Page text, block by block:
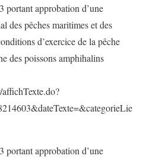
portant approbation d’une
des pêches maritimes et des
d’exercice de la pêche
des poissons amphihalins
portant approbation d’une